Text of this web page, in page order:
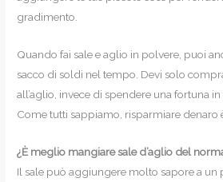
gradimento.
Quando fai sale e aglio in polvere, puoi
sacco di soldi nel tempo. Devi solo
all’aglio, invece di spendere una fortuna
Come tutti sappiamo, risparmiare denaro
¿È meglio mangiare sale d’aglio del
Il sale può aggiungere molto sapore a